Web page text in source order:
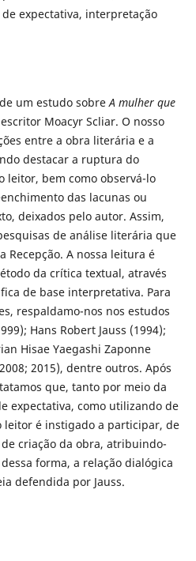
expectativa, interpretação
um estudo sobre A mulher que
Moacyr Scliar. O nosso
entre a obra literária e a
destacar a ruptura do
leitor, bem como observá-lo
das lacunas ou
deixados pelo autor. Assim,
de análise literária que
Recepção. A nossa leitura é
da crítica textual, através
de base interpretativa. Para
respaldamo-nos nos estudos
Hans Robert Jauss (1994);
Hisae Yaegashi Zaponne
2015), dentre outros. Após
que, tanto por meio da
expectativa, como utilizando de
leitor é instigado a participar, de
criação da obra, atribuindo-
forma, a relação dialógica
defendida por Jauss.